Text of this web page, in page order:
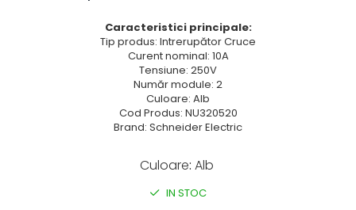
Caracteristici principale:
Tip produs: Intrerupător Cruce
Curent nominal: 10A
Tensiune: 250V
Număr module: 2
Culoare: Alb
Cod Produs: NU320520
Brand: Schneider Electric
Culoare: Alb
IN STOC